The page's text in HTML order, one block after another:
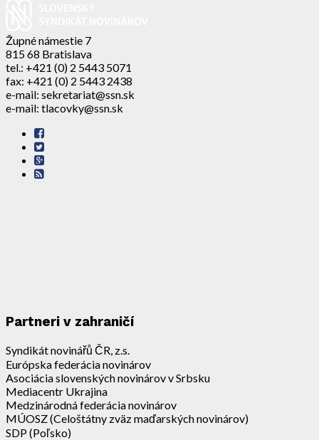
Župné námestie 7
815 68 Bratislava
tel.: +421 (0) 2 5443 5071
fax: +421 (0) 2 5443 2438
e-mail: sekretariat@ssn.sk
e-mail: tlacovky@ssn.sk
Partneri v zahraničí
Syndikát novinářů ČR, z.s.
Európska federácia novinárov
Asociácia slovenských novinárov v Srbsku
Mediacentr Ukrajina
Medzinárodná federácia novinárov
MÚOSZ (Celoštátny zväz maďarských novinárov)
SDP (Poľsko)